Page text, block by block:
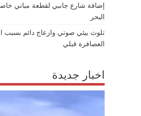
إضافة شارع جانبي لقطعة مباني
البحر
تلوث بيئي صوتي وازعاج دائم بسبب
العصافرة قبلي
اخبار جديدة